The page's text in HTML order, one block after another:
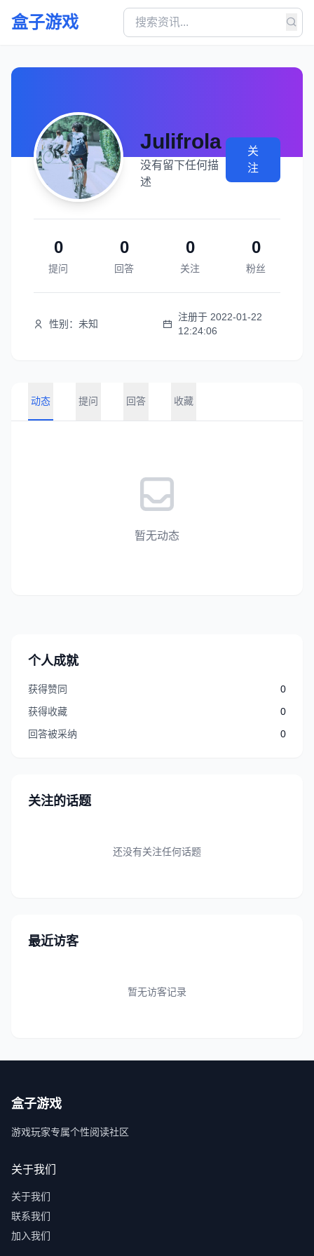
盒子游戏
Julifrola
没有留下任何描
述
关
注
0
提问
0
回答
0
关注
0
粉丝
性别：未知
注册于 2022-01-22
12:24:06
动态 提问 回答 收藏
暂无动态
个人成就
获得赞同
0
获得收藏
0
回答被采纳
0
关注的话题
还没有关注任何话题
最近访客
暂无访客记录
盒子游戏
游戏玩家专属个性阅读社区
关于我们
关于我们
联系我们
加入我们